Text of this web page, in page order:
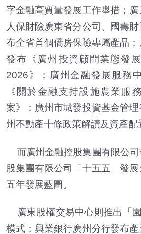
字金融高質量發展工作舉措；
人保財險廣東省分公司、國壽
布全省首個僑房保險專屬產品
發布《廣州投資顧問業態發
2026》；廣州金融發展服務
《關於金融支持設施農業服
案》；廣州市城發投資基金管
州不動產十條政策解讀及資產配
而廣州金融控股集團有限公司
股集團有限公司「十五五」發
五年發展藍圖。
廣東股權交易中心則推出「
模式；興業銀行廣州分行發布